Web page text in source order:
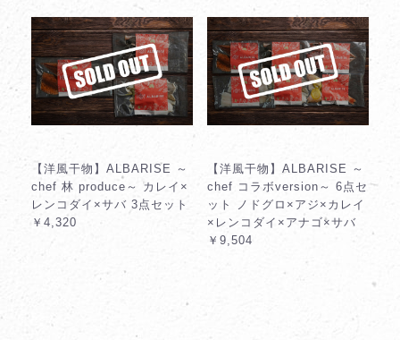
【洋風干物】ALBARISE ～
chef 林 produce～ カレイ×
レンコダイ×サバ 3点セット
￥4,320
【洋風干物】ALBARISE ～
chef コラボversion～ 6点セ
ット ノドグロ×アジ×カレイ
×レンコダイ×アナゴ×サバ
￥9,504